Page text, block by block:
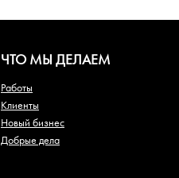
ЧТО МЫ ДЕЛАЕМ
Работы
Клиенты
Новый бизнес
Добрые дела